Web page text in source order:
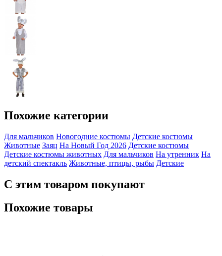
Похожие категории
Для мальчиков Новогодние костюмы Детские костюмы
Животные Заяц На Новый Год 2026 Детские костюмы
Детские костюмы животных Для мальчиков На утренник На
детский спектакль Животные, птицы, рыбы Детские
С этим товаром покупают
Похожие товары